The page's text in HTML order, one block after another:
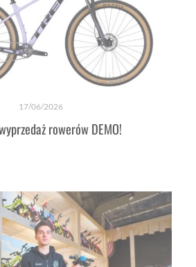
17/06/2026
rowerów DEMO!